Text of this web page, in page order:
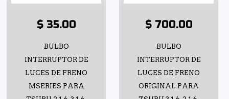
$ 35.00
BULBO
INTERRUPTOR DE
LUCES DE FRENO
MSERIES PARA
$ 700.00
BULBO
INTERRUPTOR DE
LUCES DE FRENO
ORIGINAL PARA